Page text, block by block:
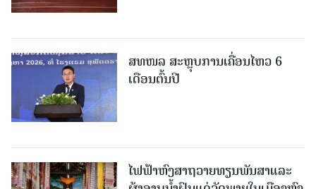
ສທໜລ ສະຫຼຸບການເຄື່ອນໄຫວ 6
ເດືອນຕົ້ນປີ
ໄຟຟ້າຫົງສາຖວາຍທຽນພັນສາແລະ